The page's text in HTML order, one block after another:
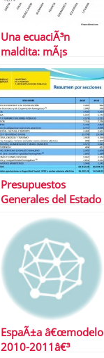
Una ecuaciÃ³n
maldita: mÃ¡s
dificultades
econÃ³micas, menos
autoempleo
Presupuestos
Generales del Estado
EspaÃ±a â€œmodelo
2010-2011â€³